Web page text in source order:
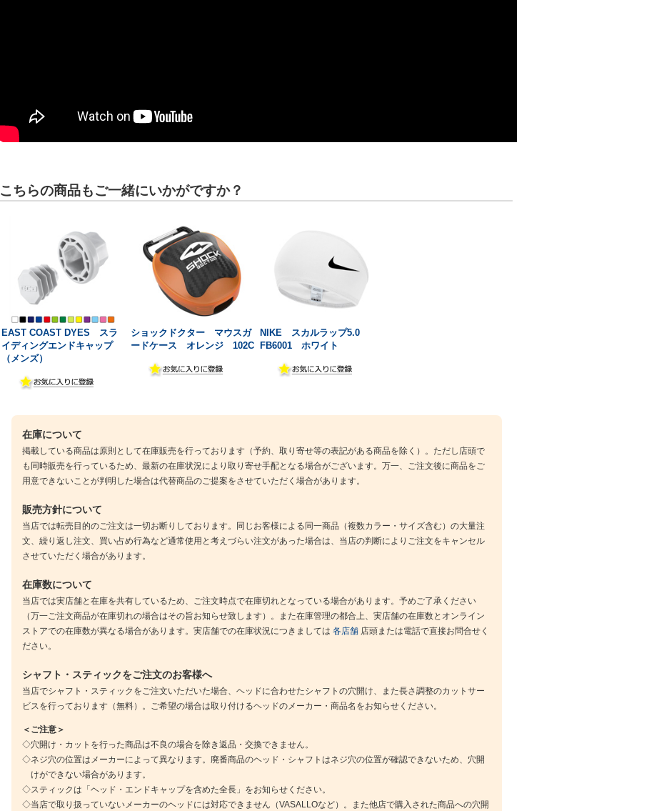
こちらの商品もご一緒にいかがですか？
EAST COAST DYES スラ
イディングエンドキャップ
（メンズ）
ショックドクター マウスガ
ードケース オレンジ 102C
NIKE スカルラップ5.0
FB6001 ホワイト
在庫について
掲載している商品は原則として在庫販売を行っております（予約、取り寄せ等の表記がある商品を除く）。ただし店頭で
も同時販売を行っているため、最新の在庫状況により取り寄せ手配となる場合がございます。万一、ご注文後に商品をご
用意できないことが判明した場合は代替商品のご提案をさせていただく場合があります。
販売方針について
当店では転売目的のご注文は一切お断りしております。同じお客様による同一商品（複数カラー・サイズ含む）の大量注
文、繰り返し注文、買い占め行為など通常使用と考えづらい注文があった場合は、当店の判断によりご注文をキャンセル
させていただく場合があります。
在庫数について
当店では実店舗と在庫を共有しているため、ご注文時点で在庫切れとなっている場合があります。予めご了承ください
（万一ご注文商品が在庫切れの場合はその旨お知らせ致します）。また在庫管理の都合上、実店舗の在庫数とオンライン
ストアでの在庫数が異なる場合があります。実店舗での在庫状況につきましては 各店舗店頭または電話で直接お問合せく
ださい。
シャフト・スティックをご注文のお客様へ
当店でシャフト・スティックをご注文いただいた場合、ヘッドに合わせたシャフトの穴開け、また長さ調整のカットサー
ビスを行っております（無料）。ご希望の場合は取り付けるヘッドのメーカー・商品名をお知らせください。
＜ご注意＞
◇穴開け・カットを行った商品は不良の場合を除き返品・交換できません。
◇ネジ穴の位置はメーカーによって異なります。廃番商品のヘッド・シャフトはネジ穴の位置が確認できないため、穴開
けができない場合があります。
◇スティックは「ヘッド・エンドキャップを含めた全長」をお知らせください。
◇当店で取り扱っていないメーカーのヘッドには対応できません（VASALLOなど）。また他店で購入された商品への穴開